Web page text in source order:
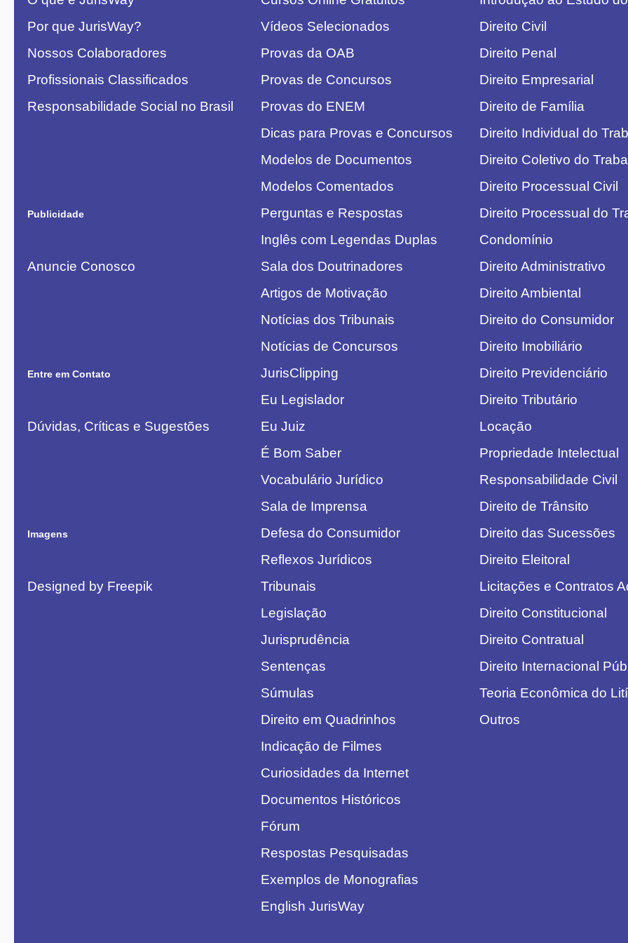
Por que JurisWay?
Nossos Colaboradores
Profissionais Classificados
Responsabilidade Social no Brasil
Publicidade
Anuncie Conosco
Entre em Contato
Dúvidas, Críticas e Sugestões
Imagens
Designed by Freepik
Vídeos Selecionados
Provas da OAB
Provas de Concursos
Provas do ENEM
Dicas para Provas e Concursos
Modelos de Documentos
Modelos Comentados
Perguntas e Respostas
Inglês com Legendas Duplas
Sala dos Doutrinadores
Artigos de Motivação
Notícias dos Tribunais
Notícias de Concursos
JurisClipping
Eu Legislador
Eu Juiz
É Bom Saber
Vocabulário Jurídico
Sala de Imprensa
Defesa do Consumidor
Reflexos Jurídicos
Tribunais
Legislação
Jurisprudência
Sentenças
Súmulas
Direito em Quadrinhos
Indicação de Filmes
Curiosidades da Internet
Documentos Históricos
Fórum
Respostas Pesquisadas
Exemplos de Monografias
English JurisWay
Direito Civil
Direito Penal
Direito Empresarial
Direito de Família
Direito Individual do
Direito Coletivo do
Direito Processual Civil
Direito Processual do
Condomínio
Direito Administrativo
Direito Ambiental
Direito do Consumidor
Direito Imobiliário
Direito Previdenciário
Direito Tributário
Locação
Propriedade Intelectual
Responsabilidade Civil
Direito de Trânsito
Direito das Sucessões
Direito Eleitoral
Licitações e Contratos
Direito Constitucional
Direito Contratual
Direito Internacional
Teoria Econômica do
Outros